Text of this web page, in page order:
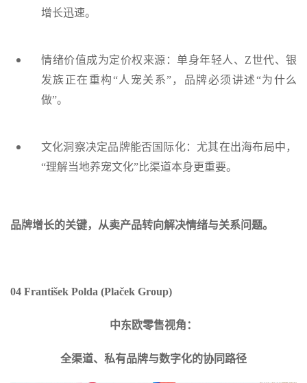
增长迅速。
情绪价值成为定价权来源：单身年轻人、Z世代、银
发族正在重构“人宠关系”，品牌必须讲述“为什么
做”。
文化洞察决定品牌能否国际化：尤其在出海布局中，
“理解当地养宠文化”比渠道本身更重要。
品牌增长的关键，从卖产品转向解决情绪与关系问题。
04 František Polda (Plaček Group)
中东欧零售视角：
全渠道、私有品牌与数字化的协同路径